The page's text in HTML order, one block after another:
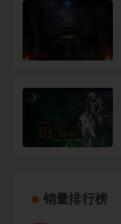
销量排行榜